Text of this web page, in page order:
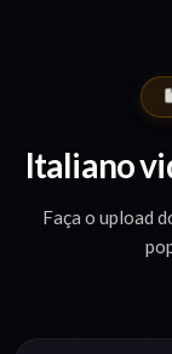
Italiano
Faça o upload